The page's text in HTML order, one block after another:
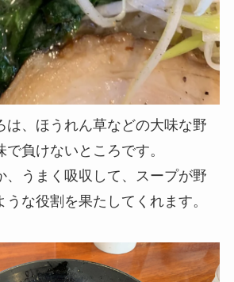
は、ほうれん草などの大味な野
負けないところです。
、うまく吸収して、スープが野
な役割を果たしてくれます。